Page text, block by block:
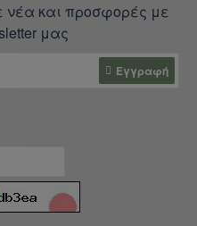
νέα και προσφορές με
μας
Εγγραφή